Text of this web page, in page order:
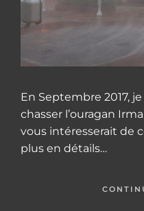
En Septembre 2017,
chasser l’ouragan
vous intéresserait de
plus en détails…